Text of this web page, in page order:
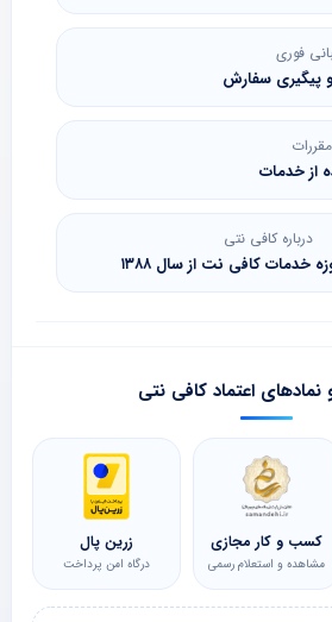
فوری
پیگیری سفارش
از خدمات
درباره کافی نتی
خدمات کافی نت از سال ۱۳۸۸
نمادهای اعتماد کافی نتی
کسب و کار مجازی
مشاهده و استعلام رسمی
زرین پال
درگاه امن پرداخت